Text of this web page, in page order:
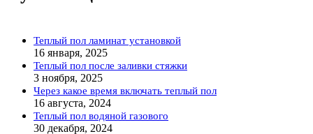
Теплый пол ламинат установкой
16 января, 2025
Теплый пол после заливки стяжки
3 ноября, 2025
Через какое время включать теплый пол
16 августа, 2024
Теплый пол водяной газового
30 декабря, 2024